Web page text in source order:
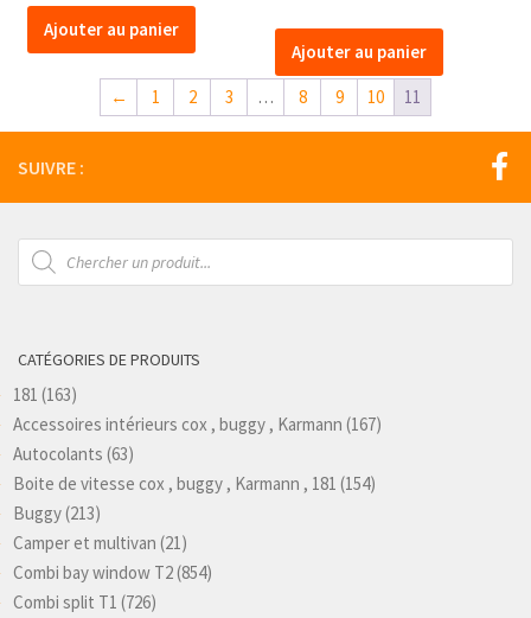
Ajouter au panier
Ajouter au panier
← 1 2 3 … 8 9 10 11
SUIVRE :
Recherche
de
produits
CATÉGORIES DE PRODUITS
181 (163)
Accessoires intérieurs cox , buggy , Karmann (167)
Autocolants (63)
Boite de vitesse cox , buggy , Karmann , 181 (154)
Buggy(213)
Camper et multivan (21)
Combi bay window T2(854)
Combi split T1 (726)